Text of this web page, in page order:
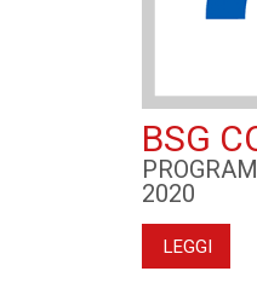
BSG
2020
LEGGI